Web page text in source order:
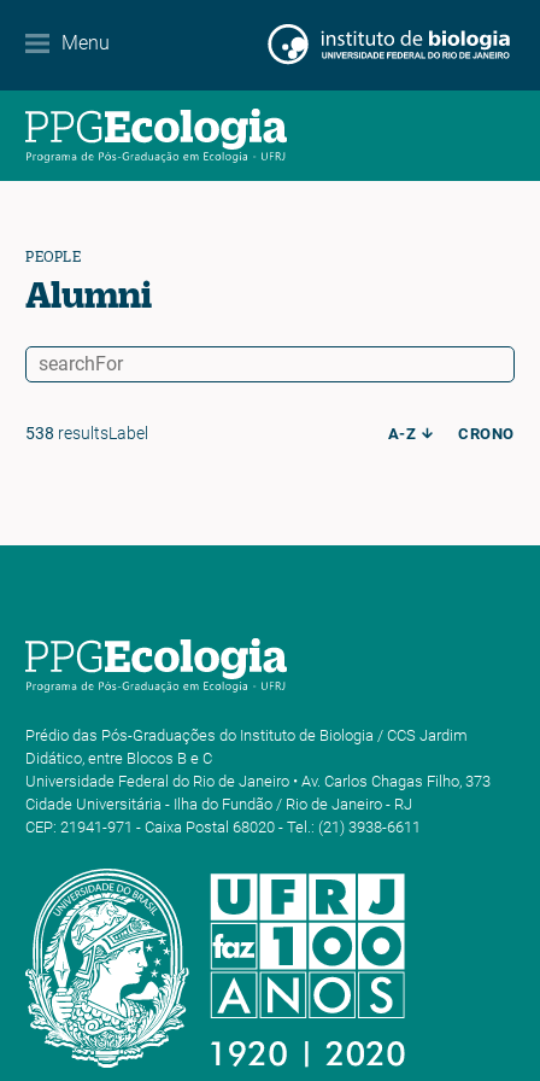
Menu
Events Calendar
News
Contact
PEOPLE
Alumni
538 resultsLabel A-Z CRONO
Prédio das Pós-Graduações do Instituto de Biologia / CCS Jardim
Didático, entre Blocos B e C
Universidade Federal do Rio de Janeiro • Av. Carlos Chagas Filho, 373
Cidade Universitária - Ilha do Fundão / Rio de Janeiro - RJ
CEP: 21941-971 - Caixa Postal 68020 - Tel.: (21) 3938-6611